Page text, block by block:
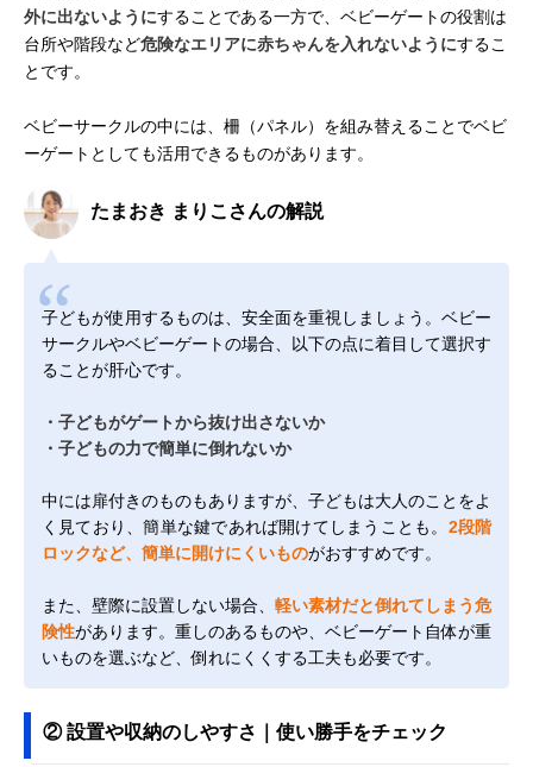
外に出ないようにすることである一方で、ベビーゲートの役割は
台所や階段など危険なエリアに赤ちゃんを入れないようにするこ
とです。
ベビーサークルの中には、柵（パネル）を組み替えることでベビ
ーゲートとしても活用できるものがあります。
たまおき まりこさんの解説
子どもが使用するものは、安全面を重視しましょう。ベビー
サークルやベビーゲートの場合、以下の点に着目して選択す
ることが肝心です。
・子どもがゲートから抜け出さないか
・子どもの力で簡単に倒れないか
中には扉付きのものもありますが、子どもは大人のことをよ
く見ており、簡単な鍵であれば開けてしまうことも。 2段階
ロックなど、簡単に開けにくいものがおすすめです。
また、壁際に設置しない場合、 軽い素材だと倒れてしまう危
険性があります。重しのあるものや、ベビーゲート自体が重
いものを選ぶなど、倒れにくくする工夫も必要です。
② 設置や収納のしやすさ｜使い勝手をチェック